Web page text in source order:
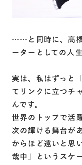
……と同時に、髙橋
ーターとしての人
実は、私はずっと
てリンクに立つチ
んです。
世界のトップで活
次の輝ける舞台が
からほど遠いと思
哉中」というスケ